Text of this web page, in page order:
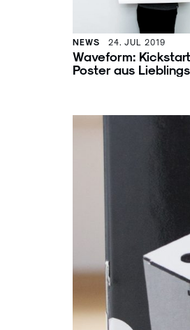
NEWS 24. JUL 2019
Waveform:
Poster aus